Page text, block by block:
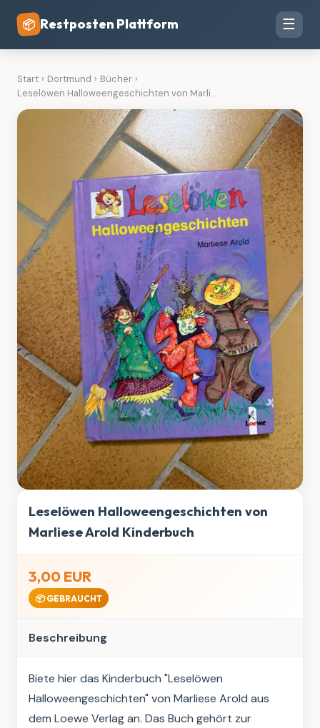
📦 Restposten Plattform ☰
Start › Dortmund › Bücher ›
Leselöwen Halloweengeschichten von Marli...
Leselöwen Halloweengeschichten von
Marliese Arold Kinderbuch
3,00 EUR
📦 GEBRAUCHT
Beschreibung
Biete hier das Kinderbuch "Leselöwen
Halloweengeschichten" von Marliese Arold aus
dem Loewe Verlag an. Das Buch gehört zur